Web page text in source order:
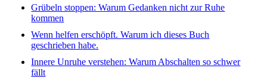
Grübeln stoppen: Warum Gedanken nicht zur Ruhe
kommen
Wenn helfen erschöpft. Warum ich dieses Buch
geschrieben habe.
Innere Unruhe verstehen: Warum Abschalten so schwer
fällt